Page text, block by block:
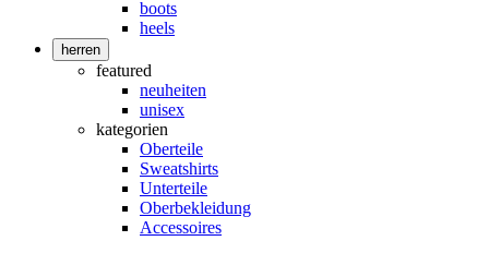
boots
heels
herren
featured
neuheiten
unisex
kategorien
Oberteile
Sweatshirts
Unterteile
Oberbekleidung
Accessoires